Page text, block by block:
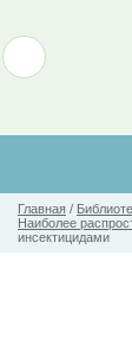
Главная /
Наиболее
инсектицидами